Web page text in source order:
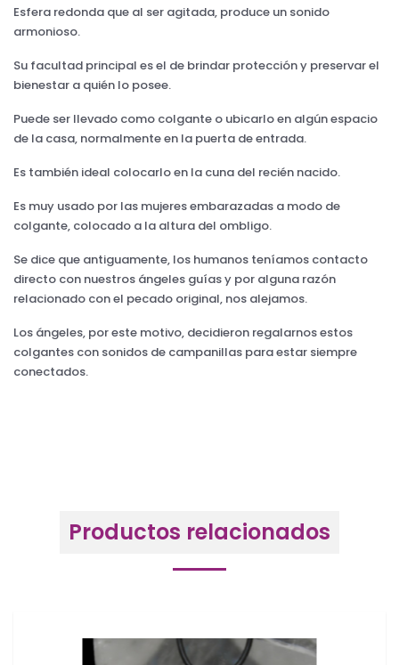
Esfera redonda que al ser agitada, produce un sonido
armonioso.
Su facultad principal es el de brindar protección y preservar el
bienestar a quién lo posee.
Puede ser llevado como colgante o ubicarlo en algún espacio
de la casa, normalmente en la puerta de entrada.
Es también ideal colocarlo en la cuna del recién nacido.
Es muy usado por las mujeres embarazadas a modo de
colgante, colocado a la altura del ombligo.
Se dice que antiguamente, los humanos teníamos contacto
directo con nuestros ángeles guías y por alguna razón
relacionado con el pecado original, nos alejamos.
Los ángeles, por este motivo, decidieron regalarnos estos
colgantes con sonidos de campanillas para estar siempre
conectados.
Productos relacionados